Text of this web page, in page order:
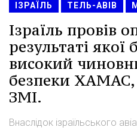
ІЗРАЇЛЬ ТЕЛЬ-АВІВ
Ізраїль провів
результаті якої
високий
безпеки
ЗМІ.
Внаслідок ізраїльського